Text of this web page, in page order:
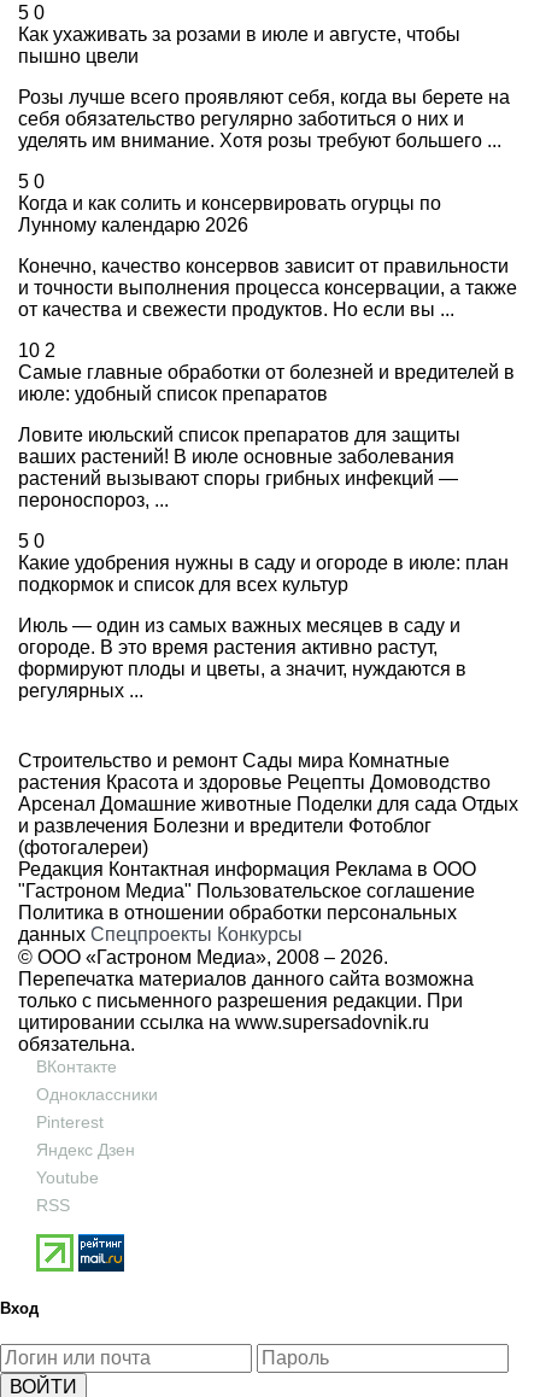
5 0
Как ухаживать за розами в июле и августе, чтобы
пышно цвели
Розы лучше всего проявляют себя, когда вы берете на
себя обязательство регулярно заботиться о них и
уделять им внимание. Хотя розы требуют большего ...
5 0
Когда и как солить и консервировать огурцы по
Лунному календарю 2026
Конечно, качество консервов зависит от правильности
и точности выполнения процесса консервации, а также
от качества и свежести продуктов. Но если вы ...
10 2
Самые главные обработки от болезней и вредителей в
июле: удобный список препаратов
Ловите июльский список препаратов для защиты
ваших растений! В июле основные заболевания
растений вызывают споры грибных инфекций —
пероноспороз, ...
5 0
Какие удобрения нужны в саду и огороде в июле: план
подкормок и список для всех культур
Июль — один из самых важных месяцев в саду и
огороде. В это время растения активно растут,
формируют плоды и цветы, а значит, нуждаются в
регулярных ...
Строительство и ремонт Сады мира Комнатные
растения Красота и здоровье Рецепты Домоводство
Арсенал Домашние животные Поделки для сада Отдых
и развлечения Болезни и вредители Фотоблог
(фотогалереи)
Редакция Контактная информация Реклама в ООО
"Гастроном Медиа" Пользовательское соглашение
Политика в отношении обработки персональных
данных Спецпроекты Конкурсы
© ООО «Гастроном Медиа», 2008 – 2026.
Перепечатка материалов данного сайта возможна
только с письменного разрешения редакции. При
цитировании ссылка на www.supersadovnik.ru
обязательна.
ВКонтакте
Одноклассники
Pinterest
Яндекс Дзен
Youtube
RSS
Вход